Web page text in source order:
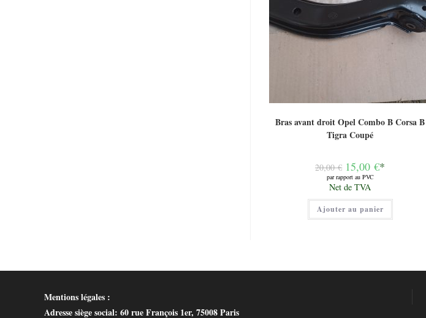
Bras avant droit Opel Combo B Corsa B
Tigra Coupé
20,00€ Le
prix
initial
était :
20,00 €.
15,00€*
par rapport au PVC
Le
prix
actuel
est :
15,00 €.
Net de TVA
Ajouter au panier
Mentions légales :
Adresse siège social: 60 rue François 1er, 75008 Paris